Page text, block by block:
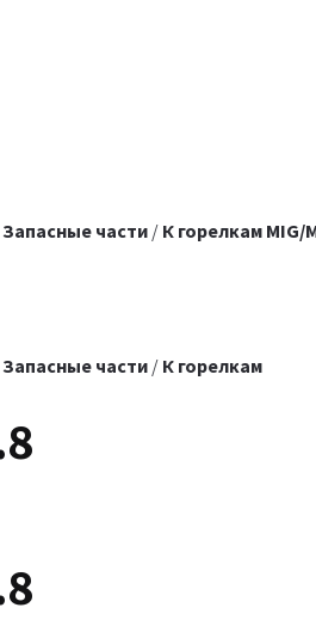
Запасные части / К горелкам MIG/
Запасные части / К горелкам